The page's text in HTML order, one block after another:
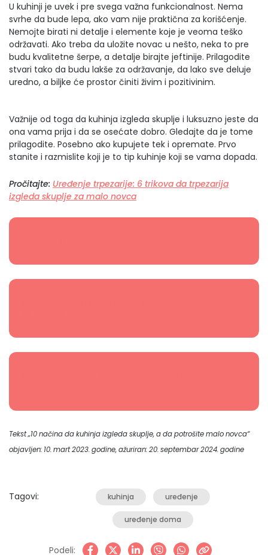
U kuhinji je uvek i pre svega važna funkcionalnost. Nema
svrhe da bude lepa, ako vam nije praktična za korišćenje.
Nemojte birati ni detalje i elemente koje je veoma teško
održavati. Ako treba da uložite novac u nešto, neka to pre
budu kvalitetne šerpe, a detalje birajte jeftinije. Prilagodite
stvari tako da budu lakše za održavanje, da lako sve deluje
uredno, a biljke će prostor činiti živim i pozitivinim.
Važnije od toga da kuhinja izgleda skuplje i luksuzno jeste da
ona vama prija i da se osećate dobro. Gledajte da je tome
prilagodite. Posebno ako kupujete tek i opremate. Prvo
stanite i razmislite koji je to tip kuhinje koji se vama dopada.
Pročitajte: Uređenje trpezarije: 6 trikova da trpezarija
izgleda skuplje za malo novca
Tekst „10 načina da kuhinja izgleda skuplje, a da potrošite malo novca“
objavljen: 10. mart 2023. godine, ažuriran: 20. septembar 2024. godine
Tagovi: kuhinja uređenje
uređenje doma
Podeli: